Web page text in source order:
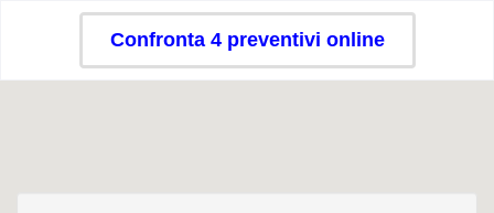
Confronta 4 preventivi online